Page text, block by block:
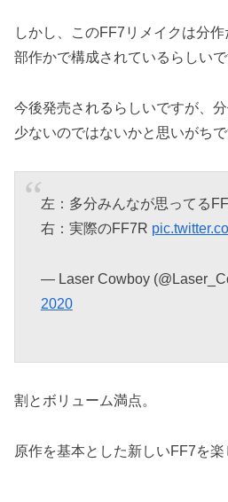
しかし、このFF7リメイクは分
部作かで構成されているらしいで
今後発売されるらしいですが、
少ないのではないかと思いがちで
左：多分みんなが思ってる
右：実際のFF7R
— Laser Cowboy
2020
割とボリューム満点。
原作を基本とした新しいFF7を楽